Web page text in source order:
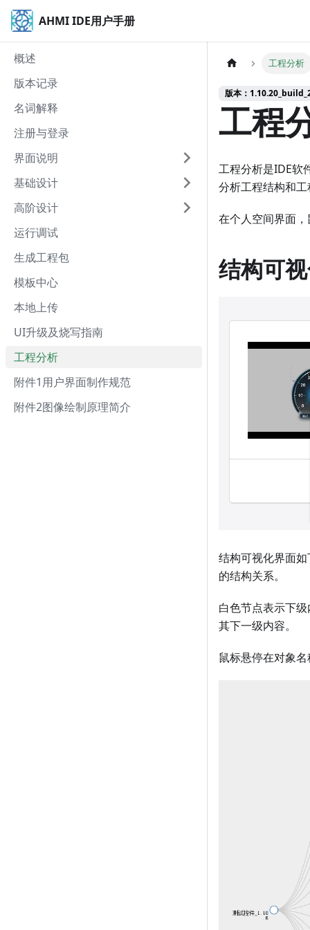
AHMI IDE用户手册
概述
版本记录
名词解释
注册与登录
界面说明
基础设计
高阶设计
运行调试
生成工程包
模板中心
本地上传
UI升级及烧写指南
工程分析
附件1用户界面制作规范
附件2图像绘制原理简介
工程分析
版本：
工程
工程分析是IDE软
分析工程结构和
在个人空间界面
结构可
结构可视化界面
的结构关系。
白色节点表示下
其下一级内容。
鼠标悬停在对象